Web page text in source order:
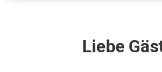
Totaal:
Liebe